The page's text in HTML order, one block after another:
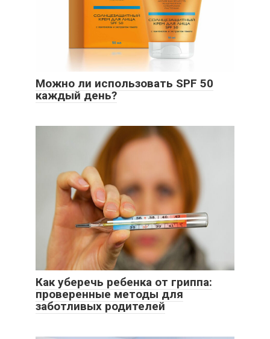
Можно ли использовать SPF 50
каждый день?
Как уберечь ребенка от гриппа:
проверенные методы для
заботливых родителей